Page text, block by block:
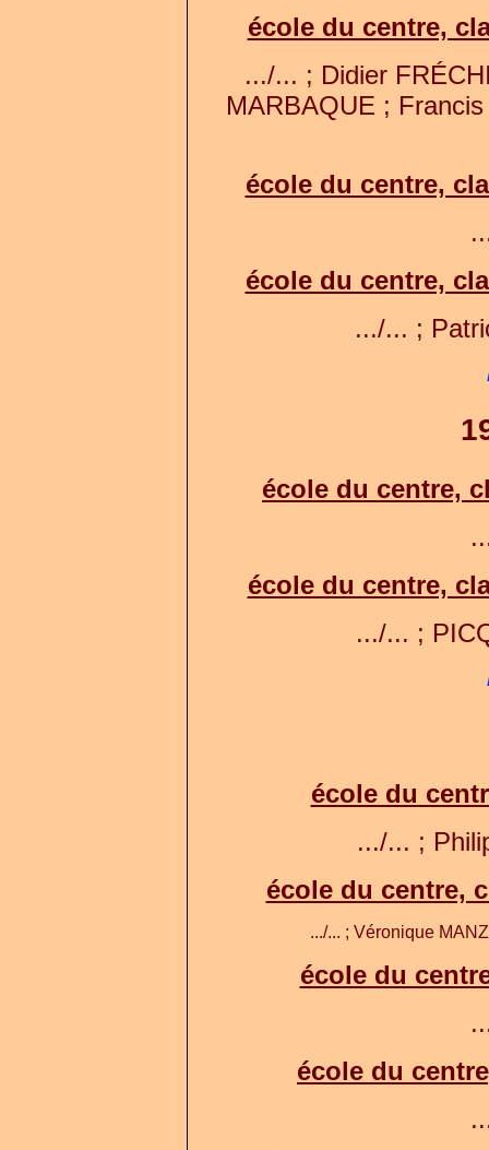
école du centre,
.../... ; Didier
MARBAQUE ;
école du centre,
école du centre,
.../... ;
école du centre,
école du centre,
.../... ;
école du
.../... ;
école du centre,
.../... ; Véronique
école du
école du